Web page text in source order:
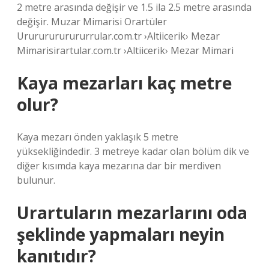
2 metre arasında değişir ve 1.5 ila 2.5 metre arasında
değişir. Muzar Mimarisi Orartüler
Urururururururrular.com.tr ›Altiicerik› Mezar
Mimarisirartular.com.tr ›Altiicerik› Mezar Mimari
Kaya mezarları kaç metre
olur?
Kaya mezarı önden yaklaşık 5 metre
yüksekliğindedir. 3 metreye kadar olan bölüm dik ve
diğer kısımda kaya mezarına dar bir merdiven
bulunur.
Urartuların mezarlarını oda
şeklinde yapmaları neyin
kanıtıdır?